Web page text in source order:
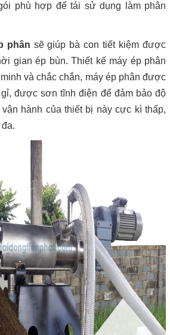
phù hợp để tái sử dụng làm phân
phân sẽ giúp bà con tiết kiệm được
gian ép bùn. Thiết kế máy ép phân
và chắc chắn, máy ép phân được
gỉ, được sơn tĩnh điện để đảm bảo độ
hành của thiết bị này cực kì thấp,